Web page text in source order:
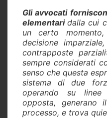
Gli avvocati
elementaridalla cui
un certo
decisione
contrapposte
sempre considerati
senso che questa
sistema di due
operando su
opposta,
processo, e trova